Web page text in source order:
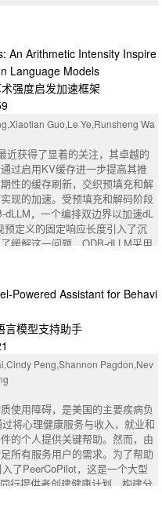
to 0.78 (p <= 0.05), indicating
antistereotypes, particularly a
Domain-specific models ap
task-specific training
ahead, AfriStereo opens pathwa
bias evaluation and mitigatio
on building more equit
NLP technologies.
的数值和语言推理。与之前使用
大型语言模型（LLM）置于策略
言输入提出策略更新。我们表
且结合语义信号，如目标，领域
样本有效的学习。ProPS在15个
制，Atari游戏和MuJoCo环境，
SAC、TRPO）。它在15项任
知识时表现出实质性的收益。这
现透明，可推广和人类对齐的R
relies on scalar reward sig
semantic knowledge often avail
learn efficiently by combining
An Arithmetic Intensity Inspire
Language Models
强度启发加速框架
Guo,Le Ye,Runsheng Wa
近获得了显着的关注，其卓越的
过启用KV缓存进一步提高其推
性的缓存刷新，交织预填充和解
现的加速。受预填充和解码阶段
，一个编排双边界以加速dL
定义的固定响应长度引入了沉
缓解这一问题，ODB-dLLM采用
。实验结果表明，ODB-dLLM分
倍和2.63- 6.30倍的加速比，同时
(dLLMs) have recently gaine
and inherent poten
further enhance its inference
its bidirectional attention mec
that interleave prefill and de
inference cost and constraini
arithmetic intensity
ODB-dLLM, a framework th
dLLM inference. In the prefill
length introduces heavy
affects efficiency. To alleviat
Powered Assistant for Behavi
言模型支持助手
Peng,Shannon Pagdon,Nev
使用障碍，是美国的主要疾病负
将心理健康服务与收入，就业和
的个人提供关键帮助。然而，由
所有服务用户的需求。为了帮助
了PeerCoPilot，这是一个大型
行提供者创建健康计划，构建分